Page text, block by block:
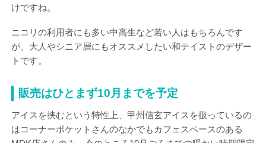
けですね。
ニコリの利用者にも多い中高生など若い人はもちろんです
が、大人やシニア層にもオススメしたい和テイストのデザー
トです。
販売はひとまず10月までを予定
アイスを挟むという特性上、甲州信玄アイスを扱っているの
はコーナーポケットさんのなかでもカフェスペースのある